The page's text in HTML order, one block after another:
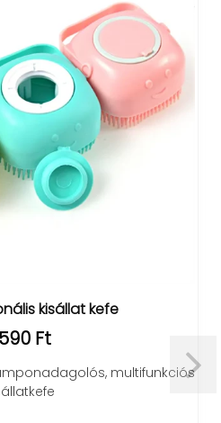
kisállat kefe
Ft
multifunkciós